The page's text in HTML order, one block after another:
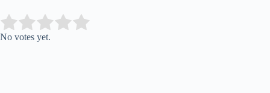
Rate this item:
No votes yet.